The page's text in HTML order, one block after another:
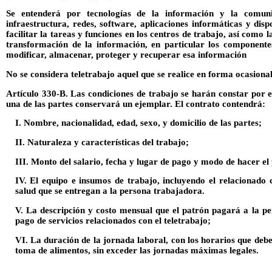
Se entenderá por tecnologías de la información y la
infraestructura, redes, software, aplicaciones informáticas y
facilitar la tareas y funciones en los centros de trabajo, así como
transformación de la información, en particular los
modificar, almacenar, proteger y recuperar esa información
No se considera teletrabajo aquel que se realice en forma
Artículo 330-B. Las condiciones de trabajo se harán constar por
una de las partes conservará un ejemplar. El contrato contendrá:
I. Nombre, nacionalidad, edad, sexo, y domicilio de las partes;
II. Naturaleza y características del trabajo;
III. Monto del salario, fecha y lugar de pago y modo de hacer el
IV. El equipo e insumos de trabajo, incluyendo el relacionado
salud que se entregan a la persona trabajadora.
V. La descripción y costo mensual que el patrón pagará a la
pago de servicios relacionados con el teletrabajo;
VI. La duración de la jornada laboral, con los horarios que
toma de alimentos, sin exceder las jornadas máximas legales.